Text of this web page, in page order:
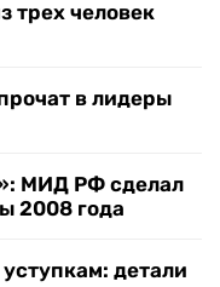
трех человек
в лидеры
МИД РФ сделал
2008 года
детали